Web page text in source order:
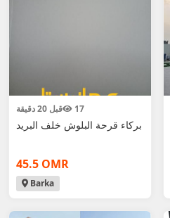
قبل 20 دقيقة 17
بركاء قرحة البلوش خلف البريد
45.5 OMR
Barka